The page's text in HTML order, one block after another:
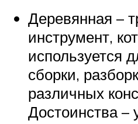
Деревянная –
инструмент,
используется
сборки,
различных
Достоинства –